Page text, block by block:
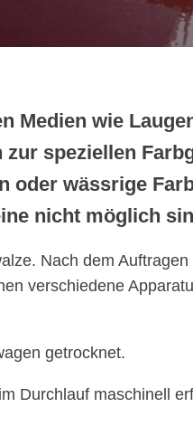
Medien wie
speziellen
oder wässrige
nicht möglich
Nach dem
verschiedene
getrocknet.
Durchlauf maschinell